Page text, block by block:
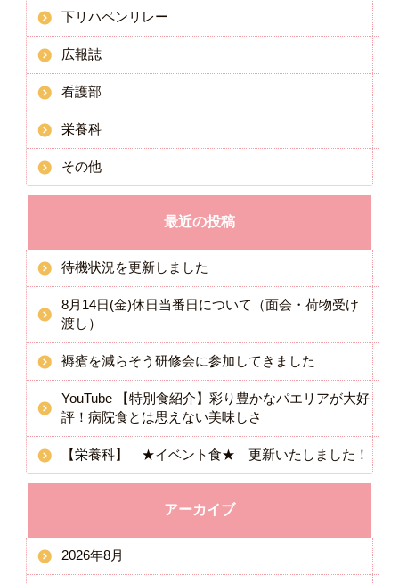
下リハペンリレー
広報誌
看護部
栄養科
その他
最近の投稿
待機状況を更新しました
8月14日(金)休日当番日について（面会・荷物受け
渡し）
褥瘡を減らそう研修会に参加してきました
YouTube 【特別食紹介】彩り豊かなパエリアが大好
評！病院食とは思えない美味しさ
【栄養科】 ★イベント食★ 更新いたしました！
アーカイブ
2026年8月